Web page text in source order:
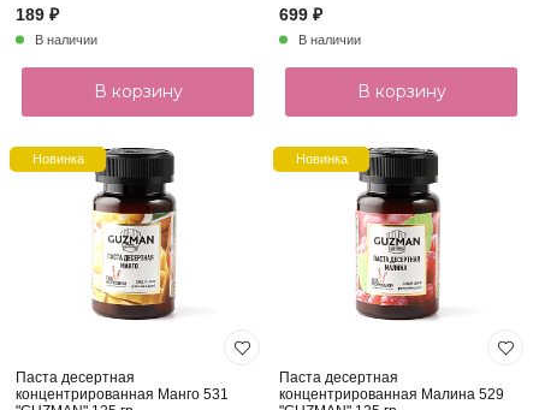
189 ₽
В наличии
В корзину
699 ₽
В наличии
В корзину
Новинка
Паста десертная
концентрированная Манго 531
Новинка
Паста десертная
концентрированная Малина 529